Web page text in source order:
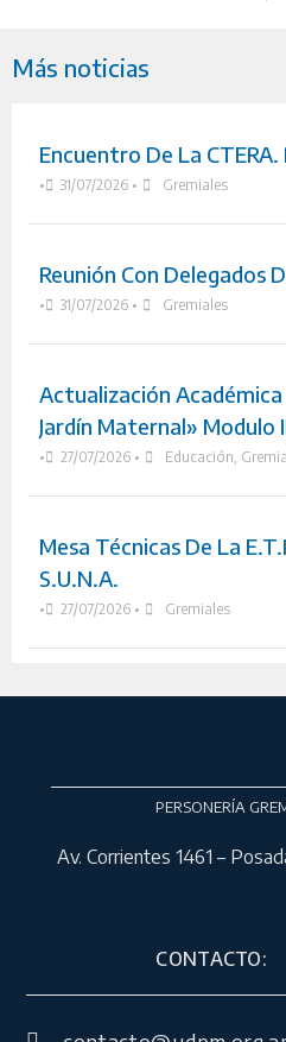
Más noticias
Encuentro De La CTERA.
• 31/07/2026 • Gremiales
Reunión Con Delegados
• 31/07/2026 • Gremiales
Actualización
Jardín Maternal» Modulo
• 27/07/2026 • Educación
Mesa Técnicas De La
S.U.N.A.
• 27/07/2026 • Gremiales
PERSONERÍA
Av. Corrientes 1461 –
CONTACTO: